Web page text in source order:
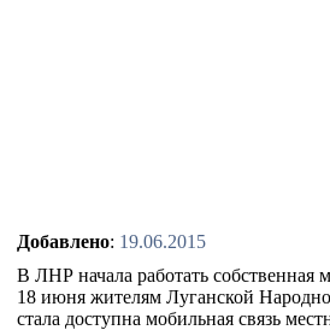
Добавлено: 19.06.2015
В ЛНР начала работать собственная
18 июня жителям Луганской
стала доступна мобильная связь